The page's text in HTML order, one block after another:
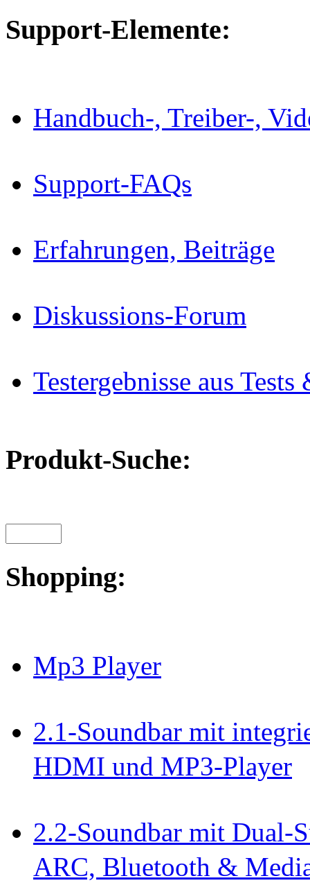
Support-Elemente:
Handbuch-, Treiber-,
Support-FAQs
Erfahrungen, Beiträge
Diskussions-Forum
Testergebnisse aus
Produkt-Suche:
Shopping:
Mp3 Player
2.1-Soundbar mit
HDMI und MP3-Player
2.2-Soundbar mit Dual-
ARC, Bluetooth &